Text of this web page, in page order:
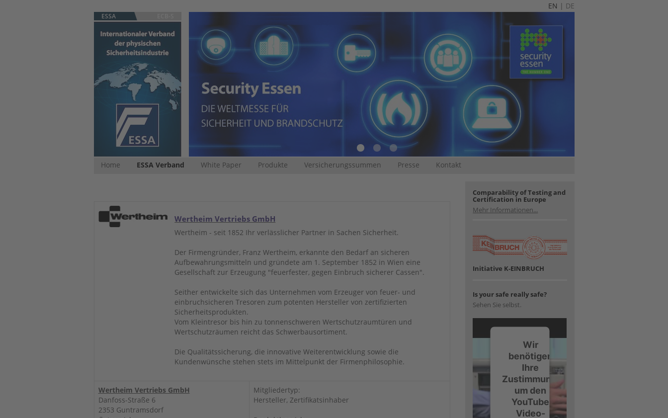
EN | DE
ESSA
Home ESSA Verband White Paper Produkte Versicherungssummen Presse Kontakt
Wertheim Vertriebs GmbH
Wertheim - seit 1852 Ihr verlässlicher Partner in Sachen Sicherheit.
Der Firmengründer, Franz Wertheim, erkannte den Bedarf an sicheren
Aufbewahrungsmitteln und gründete am 1. September 1852 in Wien eine
Gesellschaft zur Erzeugung "feuerfester, gegen Einbruch sicherer Cassen".
Seither entwickelte sich das Unternehmen vom Erzeuger von feuer- und
einbruchsicheren Tresoren zum potenten Hersteller von zertifizierten
Sicherheitsprodukten.
Vom Kleintresor bis hin zu tonnenschweren Wertschutzraumtüren und
Wertschutzräumen reicht das Schwerbausortiment.
Die Qualitätssicherung, die innovative Weiterentwicklung sowie die
Kundenwünsche stehen stets im Mittelpunkt der Firmenphilosophie.
Wertheim Vertriebs GmbH
Danfoss-Straße 6
2353 Guntramsdorf
Mitgliedertyp:
Hersteller, Zertifikatsinhaber
Comparability of Testing and
Certification in Europe
Mehr Informationen...
Initiative K-EINBRUCH
Is your safe really safe?
Sehen Sie selbst.
Wir
benötigen
Ihre
Zustimmung,
um den
YouTube
Video-